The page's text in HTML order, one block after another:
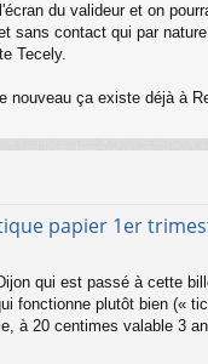
du valideur et on
sans contact qui par
Tecely.
nouveau ça existe déjà à
papier 1er
qui est passé à cette
fonctionne plutôt bien («
à 20 centimes valable 3